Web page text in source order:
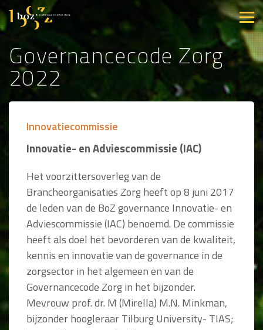
Governancecode Zorg
2022
Innovatiecommissie
Innovatie- en Adviescommissie (IAC)
Het voorzittersoverleg van de
Brancheorganisaties Zorg heeft op 8 juni 2017
de leden van de BoZ governance Innovatie- en
Adviescommissie (IAC) benoemd. De commissie
heeft als doel het bevorderen van de kwaliteit,
kennis en innovatie van de governance in de
zorgsector in het algemeen en van de
Governancecode Zorg in het bijzonder.
Mevrouw prof. dr. M (Mirella) M.N. Minkman,
bijzonder hoogleraar Tilburg University- TIAS;